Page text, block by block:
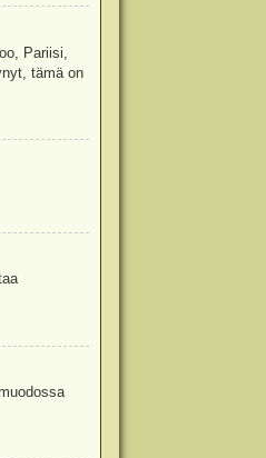
Pariisi,
tämä on